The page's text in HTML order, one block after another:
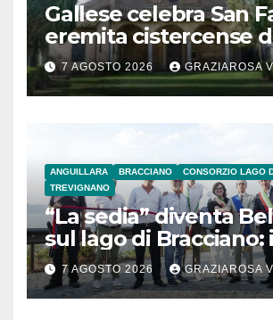
Gallese celebra San
eremita cistercense
secolo
7 AGOSTO 2026 GRAZIAROSA
ANGUILLARA BRACCIANO
CONSORZIO LAGO
TREVIGNANO
“La sedia” diventa
sul lago di Bracciano:
l’inaugurazione
7 AGOSTO 2026 GRAZIAROSA